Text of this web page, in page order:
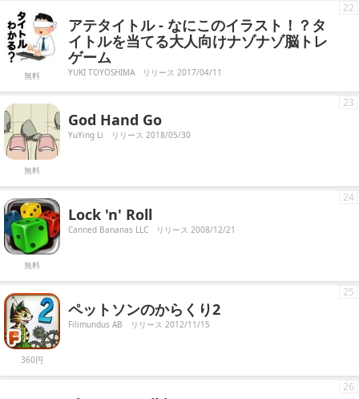
無料
アテタイトル - なにこのイラスト！？タ
イトルを当てる大人向けナゾナゾ脳トレ
ゲーム
YUKI TOYOSHIMA リリース 2017/04/11
22
無料
God Hand Go
YuYing Li リリース 2018/05/30
23
無料
Lock 'n' Roll
Canned Bananas LLC リリース 2008/12/21
24
360円
ペットソンのからくり2
Filimundus AB リリース 2012/11/15
25
26